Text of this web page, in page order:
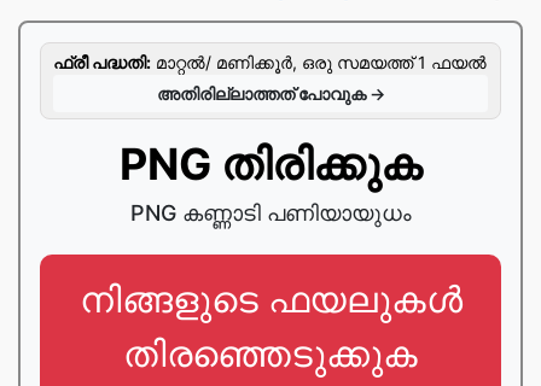
ഫ്രീ പദ്ധതി: മാറ്റല്‍/ മണിക്കൂര്‍, ഒരു സമയത്ത് 1 ഫയല്‍
അതിരില്ലാത്തത് പോവുക →
PNG തിരിക്കുക
PNG കണ്ണാടി പണിയായുധം
നിങ്ങളുടെ ഫയലുകൾ
തിരഞ്ഞെടുക്കുക